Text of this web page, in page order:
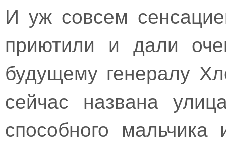
И уж совсем
приютили и дали
будущему генералу
сейчас названа
способного